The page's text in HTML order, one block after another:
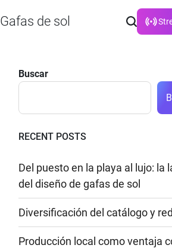
Gafas de sol
Buscar
RECENT POSTS
Del puesto en la playa al lujo: la
del diseño de gafas de sol
Diversificación del catálogo y
Producción local como ventaja